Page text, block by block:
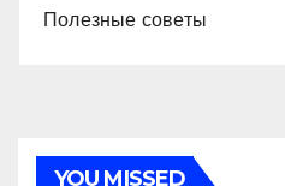
Полезные советы
YOU MISSED